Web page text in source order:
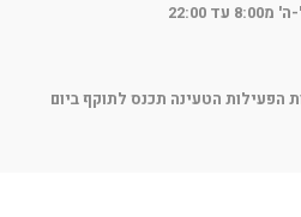
22:00
הפעילות הטעינה תכנס לתוקף ביום